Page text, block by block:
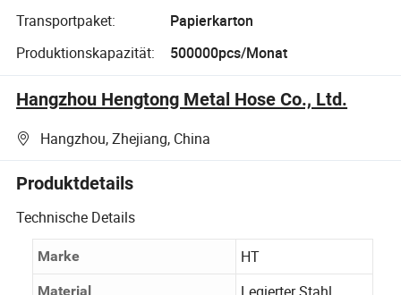
Transportpaket:
Papierkarton
Produktionskapazität:
500000pcs/Monat
Hangzhou Hengtong Metal Hose Co., Ltd.
Hangzhou, Zhejiang, China
Produktdetails
Technische Details
Marke HT
Material